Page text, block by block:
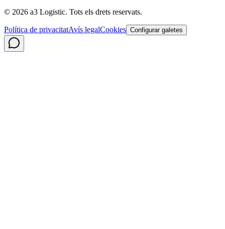
© 2026 a3 Logistic. Tots els drets reservats.
Política de privacitatAvís legalCookies Configurar galetes